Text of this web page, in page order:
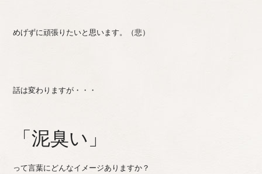
めげずに頑張りたいと思います。（悲）
話は変わりますが・・・
「泥臭い」
って言葉にどんなイメージありますか？